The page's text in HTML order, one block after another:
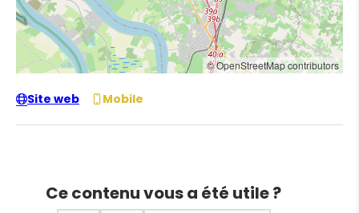
© OpenStreetMap contributors
Site web Mobile
Ce contenu vous a été utile ?